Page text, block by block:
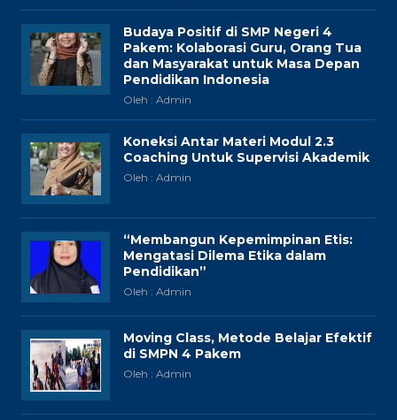
Budaya Positif di SMP Negeri 4
Pakem: Kolaborasi Guru, Orang Tua
dan Masyarakat untuk Masa Depan
Pendidikan Indonesia
Oleh : Admin
Koneksi Antar Materi Modul 2.3
Coaching Untuk Supervisi Akademik
Oleh : Admin
“Membangun Kepemimpinan Etis:
Mengatasi Dilema Etika dalam
Pendidikan”
Oleh : Admin
Moving Class, Metode Belajar Efektif
di SMPN 4 Pakem
Oleh : Admin